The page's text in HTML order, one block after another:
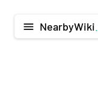
menu NearbyWiki